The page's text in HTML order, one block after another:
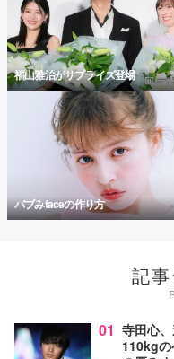
福山雅治がサプライズ登場
バブみfaceの作り方
記
01 寺田心
110kgの